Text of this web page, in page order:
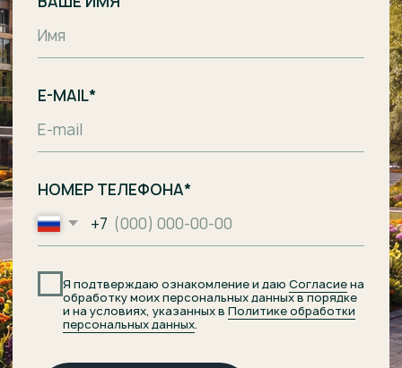
Комплекс апартаментов с гостиницей
и СПА-центром на побережье
Балтийского моря, п. Лесное.
Общество с ограниченной
ответственностью
«Специализированный застройщик
«Ривьера Балтики»
ИНН
3900008142/ОГРН1233900002490
Проектное финансирование
предоставил АО «Банк ДОМ.РФ».